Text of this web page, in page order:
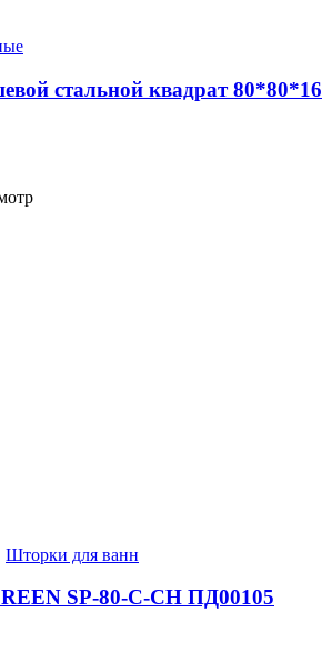
стальной квадрат 80*80*16
Шторки для ванн
SP-80-C-CH ПД00105